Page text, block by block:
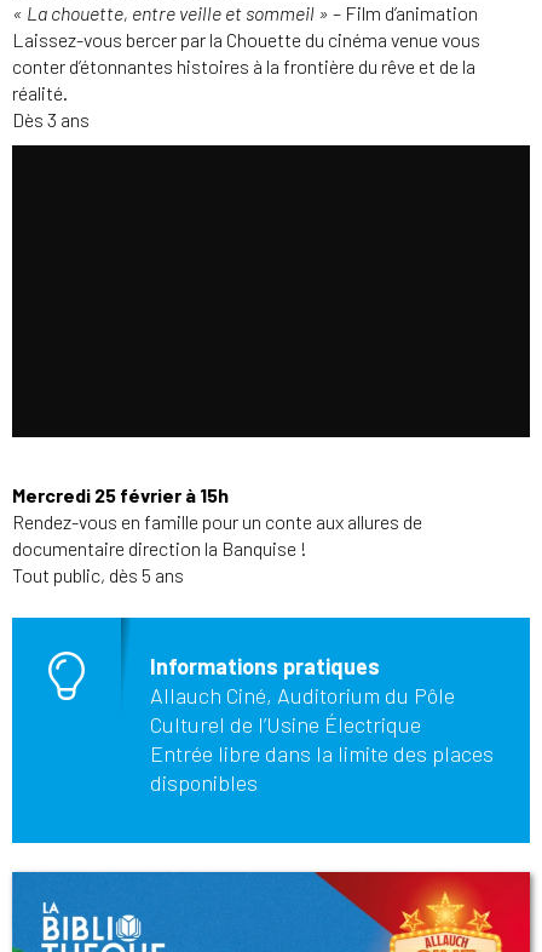
« La chouette, entre veille et sommeil » – Film d’animation
Laissez-vous bercer par la Chouette du cinéma venue vous
conter d’étonnantes histoires à la frontière du rêve et de la
réalité.
Dès 3 ans
Mercredi 25 février à 15h
Rendez-vous en famille pour un conte aux allures de
documentaire direction la Banquise !
Tout public, dès 5 ans
Informations pratiques
Allauch Ciné, Auditorium du Pôle
Culturel de l’Usine Électrique
Entrée libre dans la limite des places
disponibles